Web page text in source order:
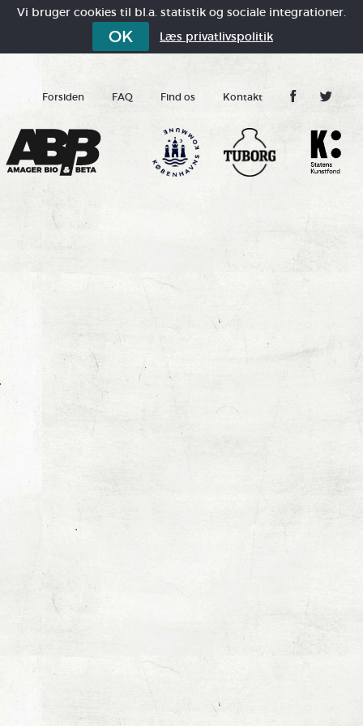
Vi bruger cookies til bl.a. statistik og sociale integrationer.
OK Læs privatlivspolitik
Forsiden FAQ Find os Kontakt